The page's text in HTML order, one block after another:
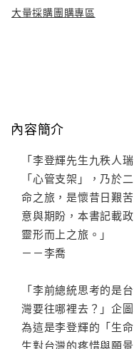
大量採購團購專區
內容簡介
「李登輝先生九秩人
「心管支架」，乃於
命之旅，是懷昔日艱
意與期盼，本書記載
靈形而上之旅。」
－－李喬
「李前總統思考的是
灣要往哪裡去？」企
為這是李登輝的「生
生對台灣的疼惜與願景